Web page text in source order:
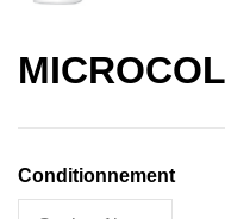
Conditionnement